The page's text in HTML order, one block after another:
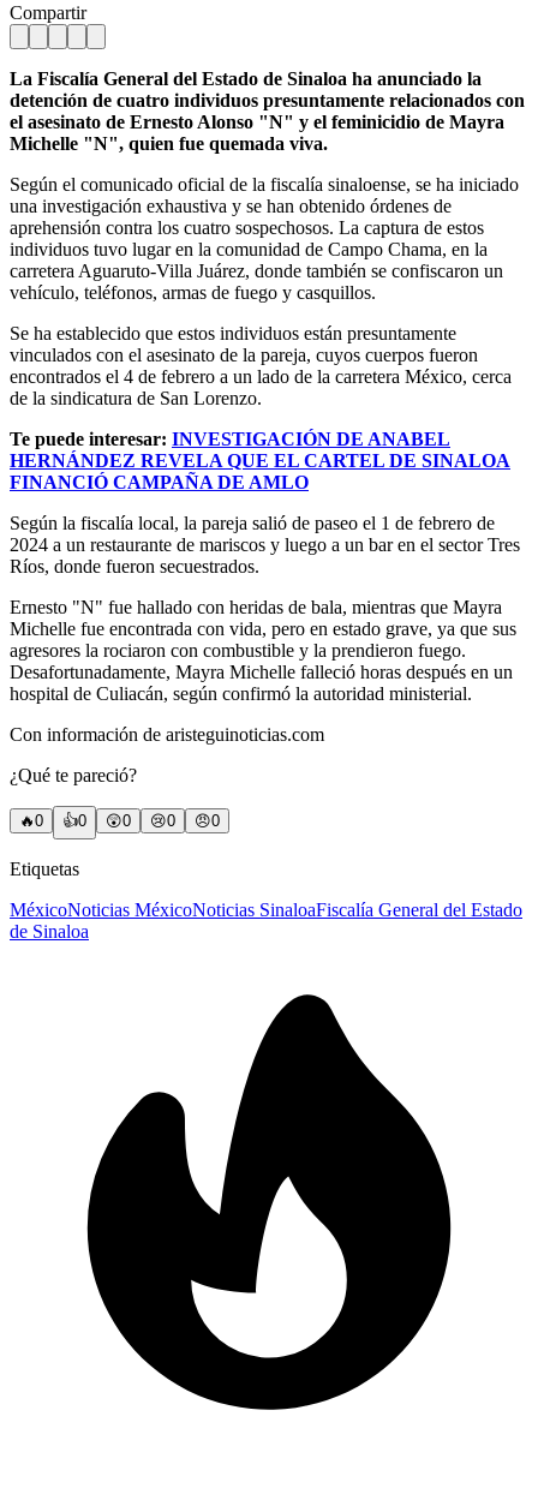
Compartir
La Fiscalía General del Estado de Sinaloa ha anunciado la
detención de cuatro individuos presuntamente relacionados con
el asesinato de Ernesto Alonso "N" y el feminicidio de Mayra
Michelle "N", quien fue quemada viva.
Según el comunicado oficial de la fiscalía sinaloense, se ha iniciado
una investigación exhaustiva y se han obtenido órdenes de
aprehensión contra los cuatro sospechosos. La captura de estos
individuos tuvo lugar en la comunidad de Campo Chama, en la
carretera Aguaruto-Villa Juárez, donde también se confiscaron un
vehículo, teléfonos, armas de fuego y casquillos.
Se ha establecido que estos individuos están presuntamente
vinculados con el asesinato de la pareja, cuyos cuerpos fueron
encontrados el 4 de febrero a un lado de la carretera México, cerca
de la sindicatura de San Lorenzo.
Te puede interesar: INVESTIGACIÓN DE ANABEL
HERNÁNDEZ REVELA QUE EL CARTEL DE SINALOA
FINANCIÓ CAMPAÑA DE AMLO
Según la fiscalía local, la pareja salió de paseo el 1 de febrero de
2024 a un restaurante de mariscos y luego a un bar en el sector Tres
Ríos, donde fueron secuestrados.
Ernesto "N" fue hallado con heridas de bala, mientras que Mayra
Michelle fue encontrada con vida, pero en estado grave, ya que sus
agresores la rociaron con combustible y la prendieron fuego.
Desafortunadamente, Mayra Michelle falleció horas después en un
hospital de Culiacán, según confirmó la autoridad ministerial.
Con información de aristeguinoticias.com
¿Qué te pareció?
🔥0 👍0 😲0 😢0 😠0
Etiquetas
MéxicoNoticias MéxicoNoticias SinaloaFiscalía General del Estado
de Sinaloa